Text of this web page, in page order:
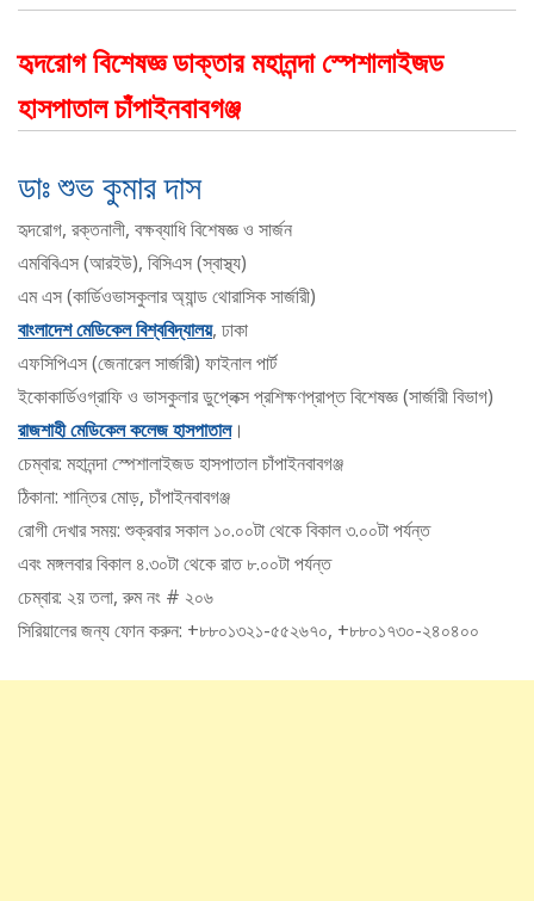
হৃদরোগ বিশেষজ্ঞ ডাক্তার মহানন্দা স্পেশালাইজড
হাসপাতাল চাঁপাইনবাবগঞ্জ
ডাঃ শুভ কুমার দাস
হৃদরোগ, রক্তনালী, বক্ষব্যাধি বিশেষজ্ঞ ও সার্জন
এমবিবিএস (আরইউ), বিসিএস (স্বাস্থ্য)
এম এস (কার্ডিওভাসকুলার অ্যান্ড থোরাসিক সার্জারী)
বাংলাদেশ মেডিকেল বিশ্ববিদ্যালয়, ঢাকা
এফসিপিএস (জেনারেল সার্জারী) ফাইনাল পার্ট
ইকোকার্ডিওগ্রাফি ও ভাসকুলার ডুপ্লেক্স প্রশিক্ষণপ্রাপ্ত বিশেষজ্ঞ (সার্জারী বিভাগ)
রাজশাহী মেডিকেল কলেজ হাসপাতাল।
চেম্বার: মহানন্দা স্পেশালাইজড হাসপাতাল চাঁপাইনবাবগঞ্জ
ঠিকানা: শান্তির মোড়, চাঁপাইনবাবগঞ্জ
রোগী দেখার সময়: শুক্রবার সকাল ১০.০০টা থেকে বিকাল ৩.০০টা পর্যন্ত
এবং মঙ্গলবার বিকাল ৪.৩০টা থেকে রাত ৮.০০টা পর্যন্ত
চেম্বার: ২য় তলা, রুম নং # ২০৬
সিরিয়ালের জন্য ফোন করুন: +৮৮০১৩২১-৫৫২৬৭০, +৮৮০১৭৩০-২৪০৪০০